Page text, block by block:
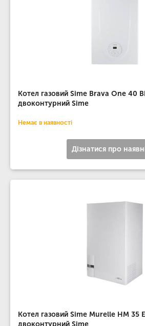
Котел газовий Sime Brava One 40
двоконтурний Sime
Немає в наявності
Дізнатися про
Котел газовий Sime Murelle HM 35
двоконтурний Sime